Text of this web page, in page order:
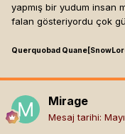
yapmış bir yudum insan
falan gösteriyordu çok
Querquobad
Mirage
Mesaj tarihi: